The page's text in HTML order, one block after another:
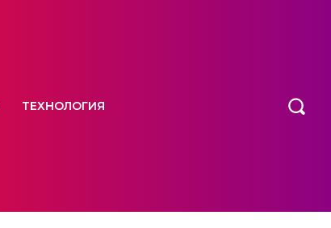
ТЕХНОЛОГИЯ